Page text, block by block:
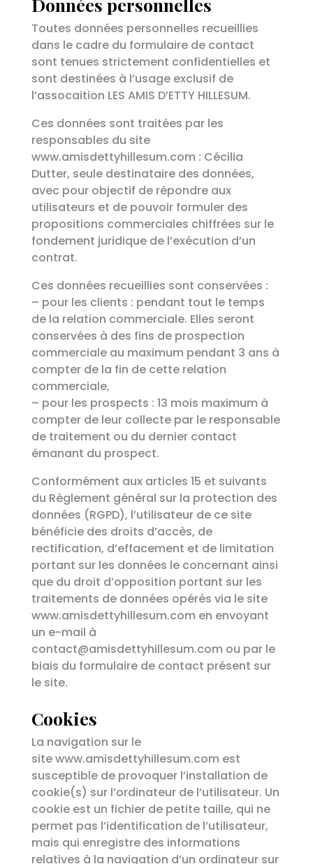
Toutes données personnelles recueillies
dans le cadre du formulaire de contact
sont tenues strictement confidentielles et
sont destinées à l’usage exclusif de
l’assocaition LES AMIS D’ETTY HILLESUM.
Ces données sont traitées par les
responsables du site
www.amisdettyhillesum.com : Cécilia
Dutter, seule destinataire des données,
avec pour objectif de répondre aux
utilisateurs et de pouvoir formuler des
propositions commerciales chiffrées sur le
fondement juridique de l’exécution d’un
contrat.
Ces données recueillies sont conservées :
– pour les clients : pendant tout le temps
de la relation commerciale. Elles seront
conservées à des fins de prospection
commerciale au maximum pendant 3 ans à
compter de la fin de cette relation
commerciale,
– pour les prospects : 13 mois maximum à
compter de leur collecte par le responsable
de traitement ou du dernier contact
émanant du prospect.
Conformément aux articles 15 et suivants
du Règlement général sur la protection des
données (RGPD), l’utilisateur de ce site
bénéficie des droits d’accès, de
rectification, d’effacement et de limitation
portant sur les données le concernant ainsi
que du droit d’opposition portant sur les
traitements de données opérés via le site
www.amisdettyhillesum.com en envoyant
un e-mail à
contact@amisdettyhillesum.com ou par le
biais du formulaire de contact présent sur
le site.
Cookies
La navigation sur le
site www.amisdettyhillesum.com est
susceptible de provoquer l’installation de
cookie(s) sur l’ordinateur de l’utilisateur. Un
cookie est un fichier de petite taille, qui ne
permet pas l’identification de l’utilisateur,
mais qui enregistre des informations
relatives à la navigation d’un ordinateur sur